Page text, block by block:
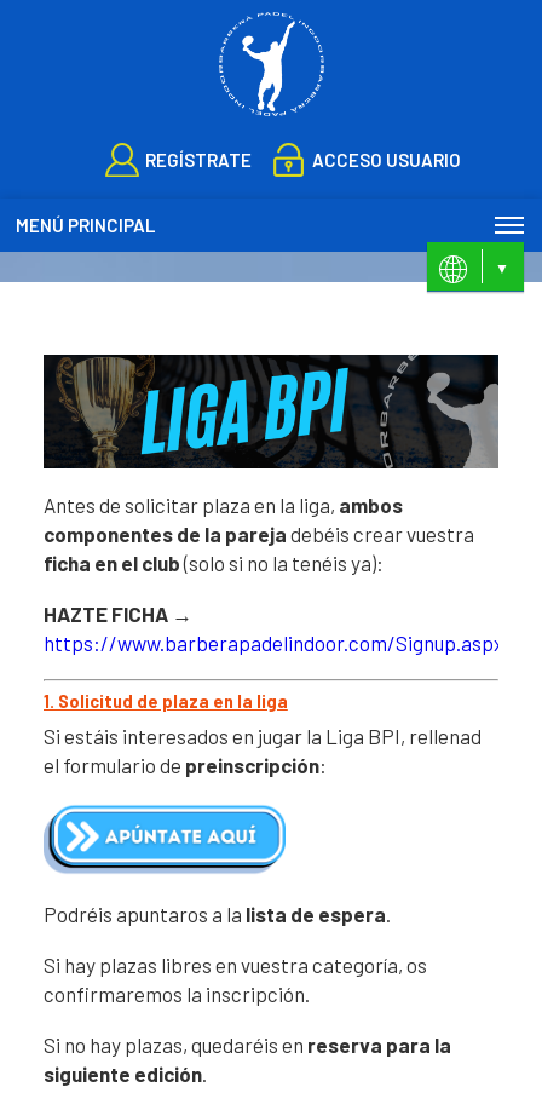
CA
REGÍSTRATE ACCESO USUARIO
MENÚ PRINCIPAL
Antes de solicitar plaza en la liga, ambos
componentes de la pareja debéis crear vuestra
ficha en el club(solo si no la tenéis ya):
HAZTE FICHA→
https://www.barberapadelindoor.com/Signup.aspx
1. Solicitud de plaza en la liga
Si estáis interesados en jugar la Liga BPI, rellenad
el formulario de preinscripción:
Podréis apuntaros a la lista de espera
Si hay plazas libres en vuestra categoría, os
confirmaremos la inscripción.
Si no hay plazas, quedaréis en reserva para la
siguiente edición.